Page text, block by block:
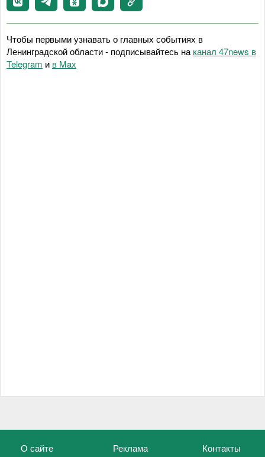
Чтобы первыми узнавать о главных событиях в
Ленинградской области - подписывайтесь на канал 47news в
Telegram и в Maх
О сайте Реклама Контакты